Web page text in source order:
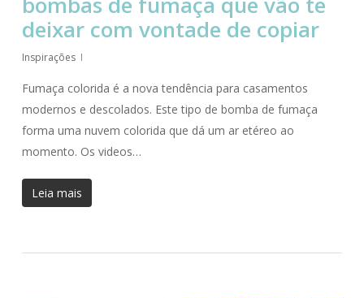
deixar com vontade de copiar
Inspirações
Fumaça colorida é a nova tendência para casamentos
modernos e descolados. Este tipo de bomba de fumaça
forma uma nuvem colorida que dá um ar etéreo ao
momento. Os videos…
Leia mais